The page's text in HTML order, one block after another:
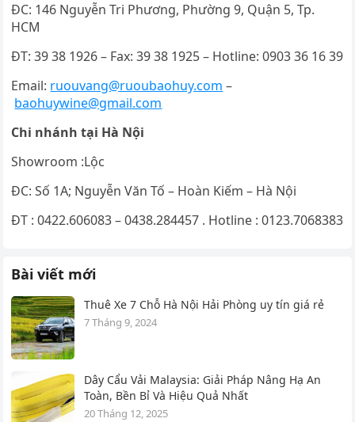
ĐC: 146 Nguyễn Tri Phương, Phường 9, Quận 5, Tp.
HCM
ĐT: 39 38 1926 – Fax: 39 38 1925 – Hotline: 0903 36 16 39
Email: ruouvang@ruoubaohuy.com –
baohuywine@gmail.com
Chi nhánh tại Hà Nội
Showroom :Lộc
ĐC: Số 1A; Nguyễn Văn Tố – Hoàn Kiếm – Hà Nội
ĐT : 0422.606083 – 0438.284457 . Hotline : 0123.7068383
Bài viết mới
Thuê Xe 7 Chỗ Hà Nội Hải Phòng uy tín giá rẻ
7 Tháng 9, 2024
Dây Cẩu Vải Malaysia: Giải Pháp Nâng Hạ An
Toàn, Bền Bỉ Và Hiệu Quả Nhất
20 Tháng 12, 2025